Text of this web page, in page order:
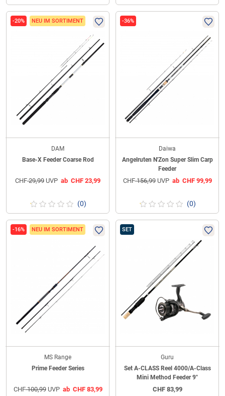
-20% NEU IM SORTIMENT
DAM
Base-X Feeder Coarse Rod
CHF29,99 UVP ab CHF 23,99
(0)
-36%
Daiwa
Angelruten N'Zon Super Slim Carp
Feeder
CHF156,99UVP ab CHF99,99
(0)
-16% NEU IM SORTIMENT
MS Range
Prime Feeder Series
CHF100,99UVP ab CHF83,99
SET
Guru
Set A-CLASS Reel 4000/A-Class
Mini Method Feeder 9"
CHF83,99